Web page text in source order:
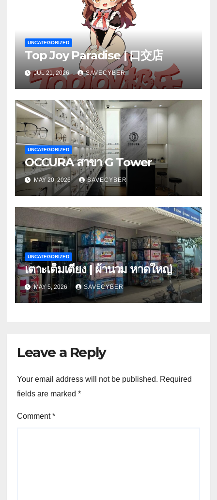
UNCATEGORIZED
Top Joy Paradise | 口交店
JUL 21, 2026 SAVECYBER
UNCATEGORIZED
OCCURA สาขา G Tower
MAY 20, 2026 SAVECYBER
UNCATEGORIZED
เตาะเต็มเตียง | ผ้านวม หาดใหญ่
MAY 5, 2026 SAVECYBER
Leave a Reply
Your email address will not be published. Required
fields are marked *
Comment*